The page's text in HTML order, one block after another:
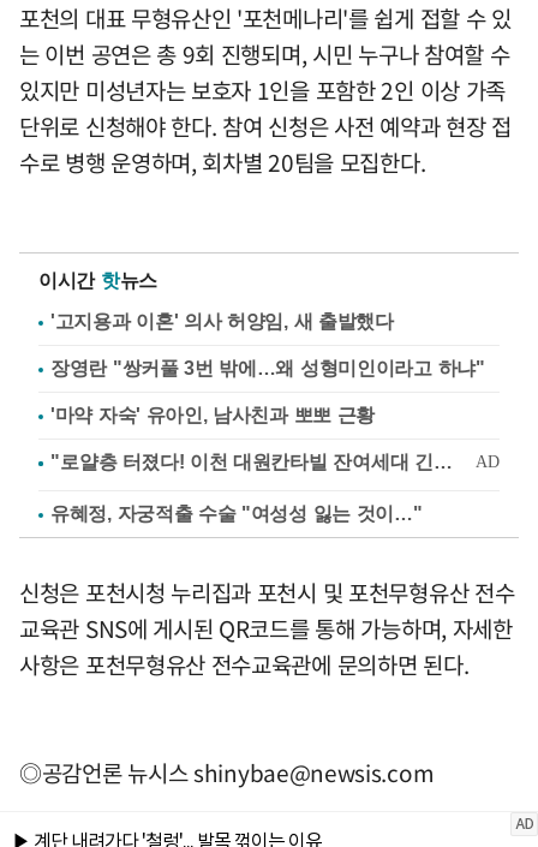
포천의 대표 무형유산인 '포천메나리'를 쉽게 접할 수 있
는 이번 공연은 총 9회 진행되며, 시민 누구나 참여할 수
있지만 미성년자는 보호자 1인을 포함한 2인 이상 가족
단위로 신청해야 한다. 참여 신청은 사전 예약과 현장 접
수로 병행 운영하며, 회차별 20팀을 모집한다.
이시간 핫뉴스
'고지용과 이혼' 의사 허양임, 새 출발했다
장영란 "쌍커풀 3번 밖에…왜 성형미인이라고 하냐"
'마약 자숙' 유아인, 남사친과 뽀뽀 근황
유혜정, 자궁적출 수술 "여성성 잃는 것이…"
신청은 포천시청 누리집과 포천시 및 포천무형유산 전수
교육관 SNS에 게시된 QR코드를 통해 가능하며, 자세한
사항은 포천무형유산 전수교육관에 문의하면 된다.
◎공감언론 뉴시스shinybae@newsis.com